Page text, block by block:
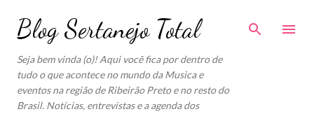
Pular para o conteúdo principal
Blog Sertanejo Total
Seja bem vinda (o)! Aqui você fica por dentro de
tudo o que acontece no mundo da Musica e
eventos na região de Ribeirão Preto e no resto do
Brasil. Notícias, entrevistas e a agenda dos